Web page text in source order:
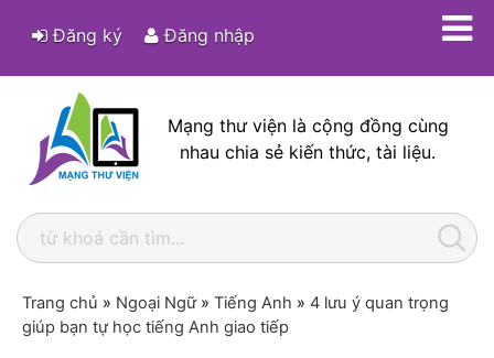
Đăng ký Đăng nhập
Mạng thư viện là cộng đồng cùng
nhau chia sẻ kiến thức, tài liệu.
Trang chủ » Ngoại Ngữ» Tiếng Anh » 4 lưu ý quan trọng
giúp bạn tự học tiếng Anh giao tiếp